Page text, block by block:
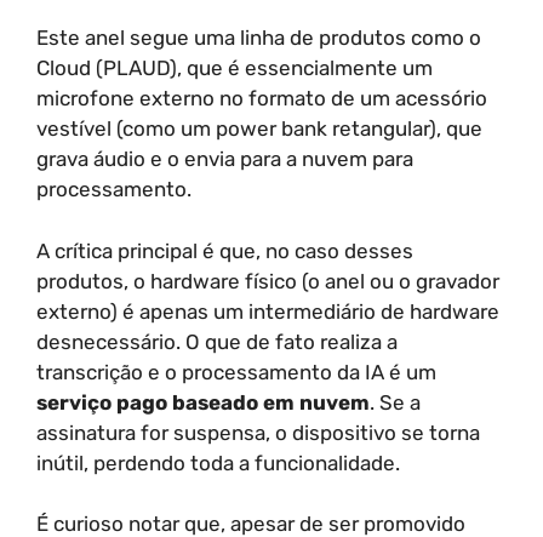
Este anel segue uma linha de produtos como o
Cloud (PLAUD), que é essencialmente um
microfone externo no formato de um acessório
vestível (como um power bank retangular), que
grava áudio e o envia para a nuvem para
processamento.
A crítica principal é que, no caso desses
produtos, o hardware físico (o anel ou o gravador
externo) é apenas um intermediário de hardware
desnecessário. O que de fato realiza a
transcrição e o processamento da IA é um
serviço pago baseado em nuvem. Se a
assinatura for suspensa, o dispositivo se torna
inútil, perdendo toda a funcionalidade.
É curioso notar que, apesar de ser promovido